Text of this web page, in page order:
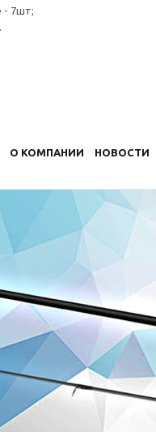
- 7шт;
О КОМПАНИИ НОВОСТИ